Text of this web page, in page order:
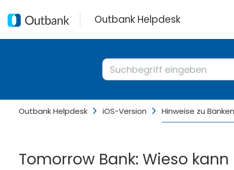
Outbank Helpdesk
Outbank Helpdesk iOS-Version Hinweise zu Banken
Tomorrow Bank: Wieso